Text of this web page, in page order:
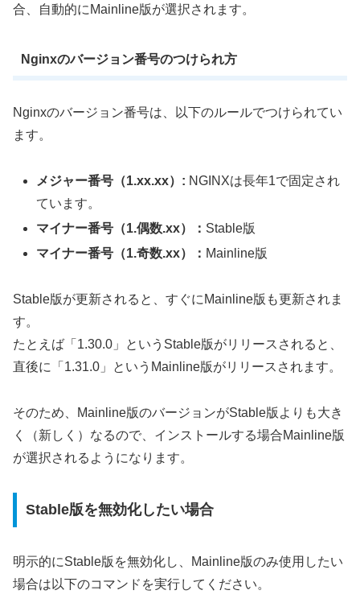
合、自動的にMainline版が選択されます。
Nginxのバージョン番号のつけられ方
Nginxのバージョン番号は、以下のルールでつけられてい
ます。
メジャー番号（1.xx.xx）: NGINXは長年1で固定され
ています。
マイナー番号（1.偶数.xx）： Stable版
マイナー番号（1.奇数.xx）： Mainline版
Stable版が更新されると、すぐにMainline版も更新されま
す。
たとえば「1.30.0」というStable版がリリースされると、
直後に「1.31.0」というMainline版がリリースされます。
そのため、Mainline版のバージョンがStable版よりも大き
く（新しく）なるので、インストールする場合Mainline版
が選択されるようになります。
Stable版を無効化したい場合
明示的にStable版を無効化し、Mainline版のみ使用したい
場合は以下のコマンドを実行してください。